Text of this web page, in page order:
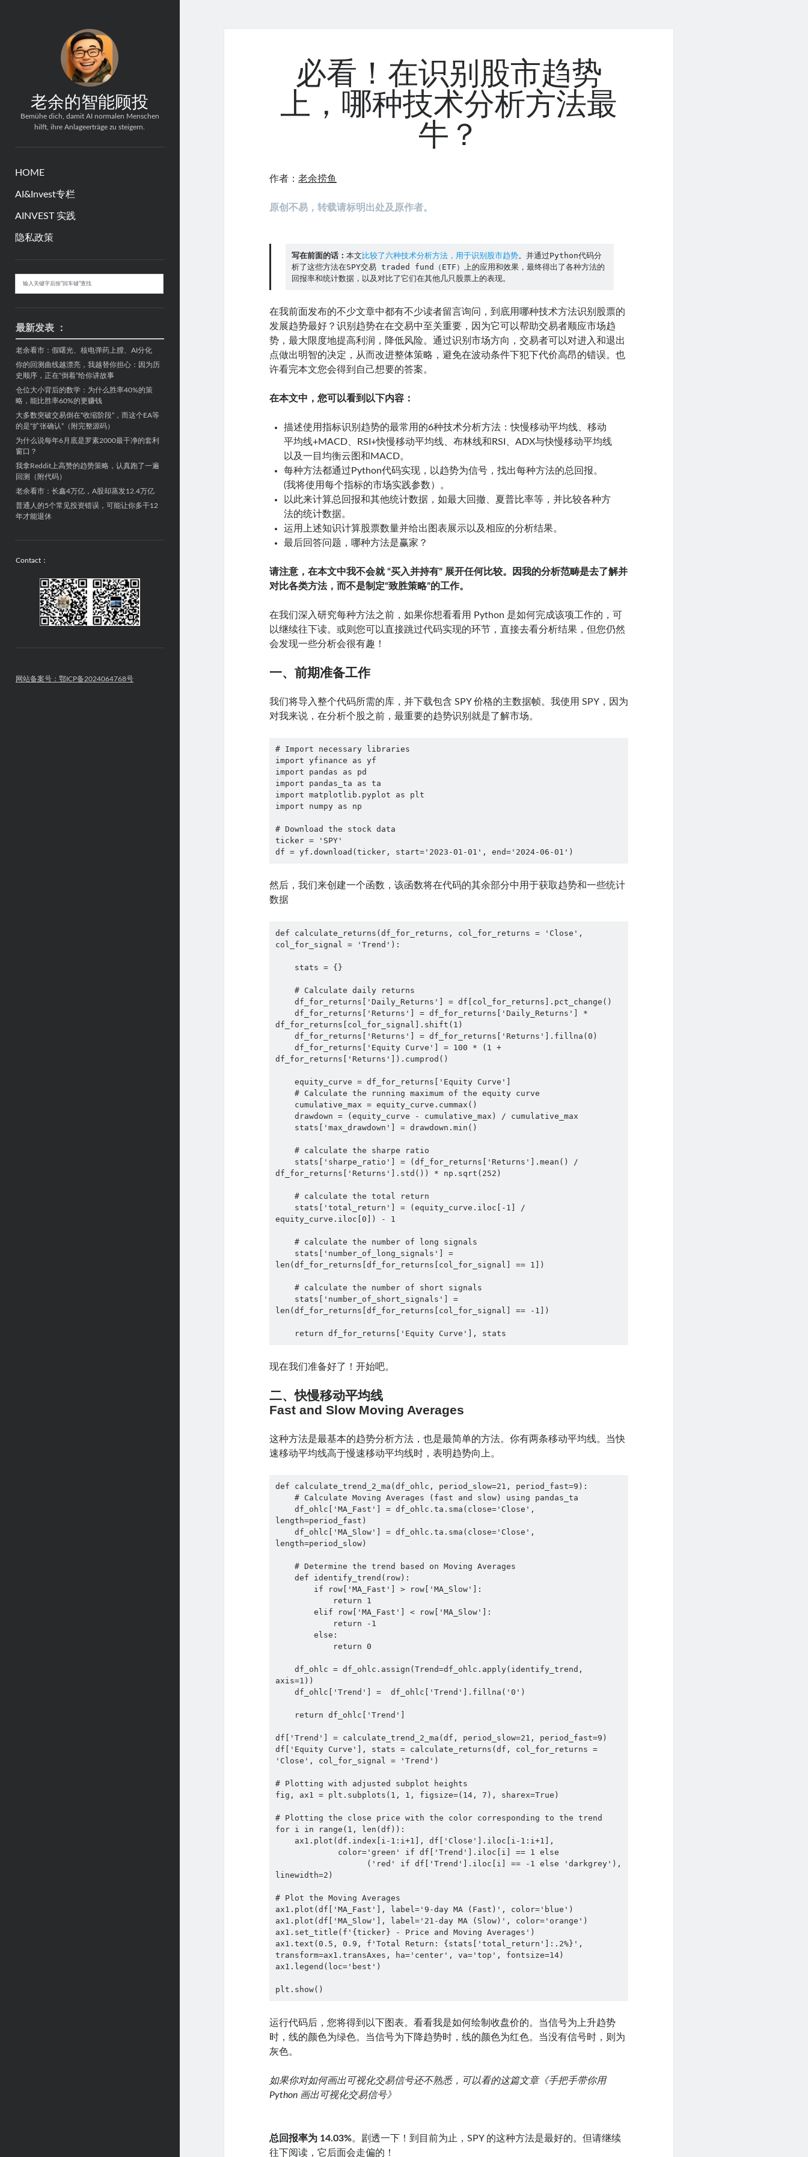
老余的智能顾投
Bemühe dich, damit AI normalen Menschen
hilft, ihre Anlageerträge zu steigern.
HOME
AI&Invest专栏
AINVEST 实践
隐私政策
Sidebar
最新发表 ：
老余看市：假曙光、核电弹药上膛、AI分化
你的回测曲线越漂亮，我越替你担心：因为历
史顺序，正在“倒着”给你讲故事
仓位大小背后的数学：为什么胜率40%的策
略，能比胜率60%的更赚钱
大多数突破交易倒在“收缩阶段”，而这个EA等
的是“扩张确认”（附完整源码）
为什么说每年6月底是罗素2000最干净的套利
窗口？
我拿Reddit上高赞的趋势策略，认真跑了一遍
回测（附代码）
老余看市：长鑫4万亿，A股却蒸发12.4万亿
普通人的5个常见投资错误，可能让你多干12
年才能退休
Contact：
网站备案号：鄂ICP备2024064768号
必看！在识别股市趋势
上，哪种技术分析方法最
牛？
作者：老余捞鱼
原创不易，转载请标明出处及原作者。
写在前面的话： 本文 比较了六种技术分析方法，用于识别股市趋势。并通过Python代码分
析了这些方法在SPY交易 traded fund（ETF）上的应用和效果，最终得出了各种方法的
回报率和统计数据，以及对比了它们在其他几只股票上的表现。
在我前面发布的不少文章中都有不少读者留言询问，到底用哪种技术方法识别股票的
发展趋势最好？识别趋势在在交易中至关重要，因为它可以帮助交易者顺应市场趋
势，最大限度地提高利润，降低风险。通过识别市场方向，交易者可以对进入和退出
点做出明智的决定，从而改进整体策略，避免在波动条件下犯下代价高昂的错误。也
许看完本文您会得到自己想要的答案。
在本文中，您可以看到以下内容：
描述使用指标识别趋势的最常用的6种技术分析方法：快慢移动平均线、移动
平均线+MACD、RSI+快慢移动平均线、布林线和RSI、ADX与快慢移动平均线
以及一目均衡云图和MACD。
每种方法都通过Python代码实现，以趋势为信号，找出每种方法的总回报。
(我将使用每个指标的市场实践参数）。
以此来计算总回报和其他统计数据，如最大回撤、夏普比率等，并比较各种方
法的统计数据。
运用上述知识计算股票数量并给出图表展示以及相应的分析结果。
最后回答问题，哪种方法是赢家？
请注意，在本文中我不会就 “买入并持有” 展开任何比较。因我的分析范畴是去了解并
对比各类方法，而不是制定“致胜策略”的工作。
在我们深入研究每种方法之前，如果你想看看用 Python 是如何完成该项工作的，可
以继续往下读。或则您可以直接跳过代码实现的环节，直接去看分析结果，但您仍然
会发现一些分析会很有趣！
一、前期准备工作
我们将导入整个代码所需的库，并下载包含 SPY 价格的主数据帧。我使用 SPY，因为
对我来说，在分析个股之前，最重要的趋势识别就是了解市场。
# Import necessary libraries
import yfinance as yf
import pandas as pd
import pandas_ta as ta
import matplotlib.pyplot as plt
import numpy as np
# Download the stock data
ticker = 'SPY'
df = yf.download(ticker, start='2023-01-01', end='2024-06-01')
然后，我们来创建一个函数，该函数将在代码的其余部分中用于获取趋势和一些统计
数据
def calculate_returns(df_for_returns, col_for_returns = 'Close',
col_for_signal = 'Trend'):
df_for_returns[col_for_signal].shift(1)
df_for_returns['Returns']).cumprod()
df_for_returns['Returns'].std()) * np.sqrt(252)
equity_curve.iloc[0]) - 1
len(df_for_returns[df_for_returns[col_for_signal] == 1])
len(df_for_returns[df_for_returns[col_for_signal] == -1])
    return df_for_returns['Equity Curve'], stats
现在我们准备好了！开始吧。
二、快慢移动平均线
Fast and Slow Moving Averages
这种方法是最基本的趋势分析方法，也是最简单的方法。你有两条移动平均线。当快
速移动平均线高于慢速移动平均线时，表明趋势向上。
def calculate_trend_2_ma(df_ohlc, period_slow=21, period_fast=9):
length=period_fast)
length=period_slow)
axis=1))
df['Trend'] = calculate_trend_2_ma(df, period_slow=21, period_fast=9)
df['Equity Curve'], stats = calculate_returns(df, col_for_returns =
'Close', col_for_signal = 'Trend')
# Plotting with adjusted subplot heights
fig, ax1 = plt.subplots(1, 1, figsize=(14, 7), sharex=True)
# Plotting the close price with the color corresponding to the trend
for i in range(1, len(df)):
linewidth=2)
# Plot the Moving Averages
ax1.plot(df['MA_Fast'], label='9-day MA (Fast)', color='blue')
ax1.plot(df['MA_Slow'], label='21-day MA (Slow)', color='orange')
ax1.set_title(f'{ticker} - Price and Moving Averages')
ax1.text(0.5, 0.9, f'Total Return: {stats['total_return']:.2%}',
transform=ax1.transAxes, ha='center', va='top', fontsize=14)
ax1.legend(loc='best')
plt.show()
运行代码后，您将得到以下图表。看看我是如何绘制收盘价的。当信号为上升趋势
时，线的颜色为绿色。当信号为下降趋势时，线的颜色为红色。当没有信号时，则为
灰色。
如果你对如何画出可视化交易信号还不熟悉，可以看的这篇文章《手把手带你用
Python 画出可视化交易信号》
总回报率为 14.03%。剧透一下！到目前为止，SPY 的这种方法是最好的。但请继续
往下阅读，它后面会走偏的！